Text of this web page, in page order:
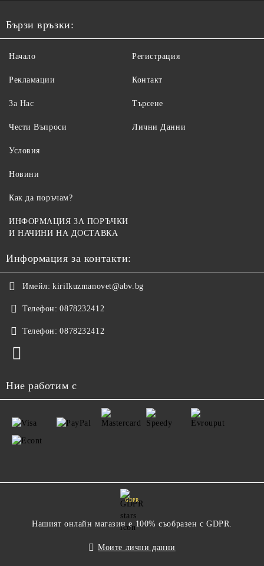
Бързи връзки:
Начало
Рекламации
За Нас
Чести Въпроси
Регистрация
Контакт
Търсене
Лични Данни
Условия
Новини
Как да поръчам?
ИНФОРМАЦИЯ ЗА ПОРЪЧКИ
И НАЧИНИ НА ДОСТАВКА
Информация за контакти:
Имейл: kirilkuzmanovet@abv.bg
Телефон: 0878232412
Телефон: 0878232412
Ние работим с
GDPR
Нашият онлайн магазин е 100% съобразен с GDPR.
Моите лични данни